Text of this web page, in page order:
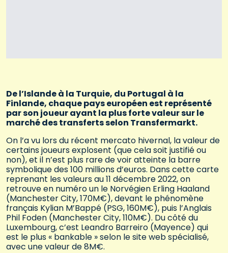
De l’Islande à la Turquie, du Portugal à la
Finlande, chaque pays européen est représenté
par son joueur ayant la plus forte valeur sur le
marché des transferts selon Transfermarkt.
On l’a vu lors du récent mercato hivernal, la valeur de
certains joueurs explosent (que cela soit justifié ou
non), et il n’est plus rare de voir atteinte la barre
symbolique des 100 millions d’euros. Dans cette carte
reprenant les valeurs au 11 décembre 2022, on
retrouve en numéro un le Norvégien Erling Haaland
(Manchester City, 170M€), devant le phénomène
français Kylian M’Bappé (PSG, 160M€), puis l’Anglais
Phil Foden (Manchester City, 110M€). Du côté du
Luxembourg, c’est Leandro Barreiro (Mayence) qui
est le plus « bankable » selon le site web spécialisé,
avec une valeur de 8M€.